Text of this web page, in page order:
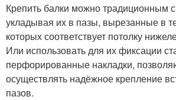
Крепить балки можно традиционным
укладывая их в пазы, вырезанные в
которых соответствует потолку
Или использовать для их фиксации
перфорированные накладки,
осуществлять надёжное крепление
пазов.